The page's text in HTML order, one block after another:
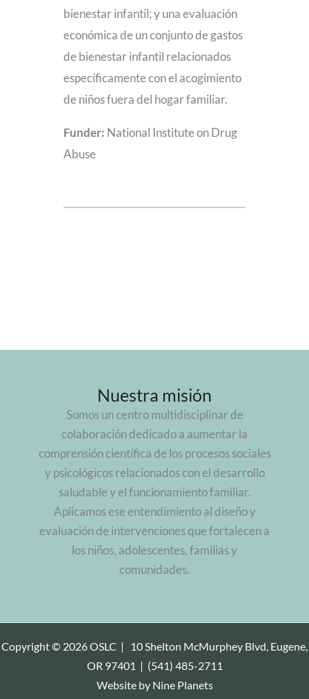
bienestar infantil; y una evaluación
económica de un conjunto de gastos
de bienestar infantil relacionados
específicamente con el acogimiento
de niños fuera del hogar familiar.
Funder: National Institute on Drug
Abuse
Nuestra misión
Somos un centro multidisciplinar de
colaboración dedicado a aumentar la
comprensión científica de los procesos sociales
y psicológicos relacionados con el desarrollo
saludable y el funcionamiento familiar.
Aplicamos ese entendimiento al diseño y
evaluación de intervenciones que fortalecen a
los niños, adolescentes, familias y
comunidades.
Copyright © 2026 OSLC |
10 Shelton McMurphey Blvd, Eugene,
OR 97401 | (541) 485-2711
Website by Nine Planets